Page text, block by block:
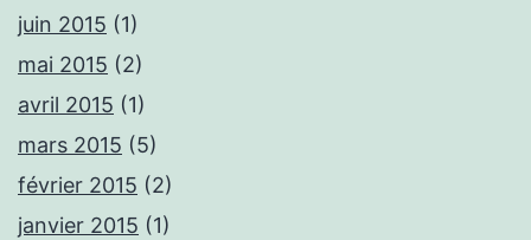
juin 2015 (1)
mai 2015 (2)
avril 2015 (1)
mars 2015 (5)
février 2015 (2)
janvier 2015 (1)